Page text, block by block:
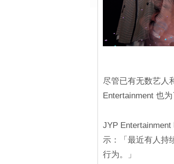
尽管已有无数艺人
Entertainment 也
JYP
示：「最近有人持
行为。」